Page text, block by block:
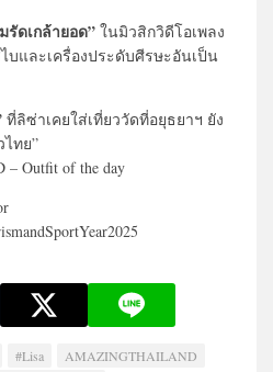
ดเกล้ายอด” ในมิวสิกวิดีโอเพลง
บและเครื่องประดับศีรษะอันเป็น
ที่ลิซ่าเคยใส่เที่ยววัดที่อยุธยาฯ ยัง
ทย”
Outfit of the day
#Lisa
AMAZINGTHAILAND